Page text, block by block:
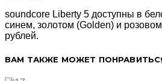
soundcore Liberty 5 доступны в
синем, золотом (Golden) и
рублей.
ВАМ ТАКЖЕ МОЖЕТ